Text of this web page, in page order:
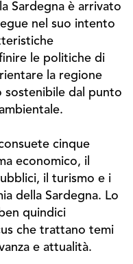
Sardegna è arrivato
nel suo intento
le politiche di
la regione
sostenibile dal punto
cinque
economico, il
il turismo e i
della Sardegna. Lo
quindici
che trattano temi
e attualità.